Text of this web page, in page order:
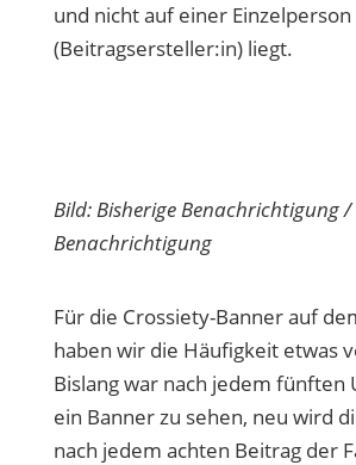
und nicht auf einer Einzelperson
(Beitragsersteller:in) liegt.
Bild: Bisherige Benachrichtigung /
Benachrichtigung
Für die Crossiety-Banner auf
haben wir die Häufigkeit etwas
Bislang war nach jedem fünften
ein Banner zu sehen, neu wird
nach jedem achten Beitrag der